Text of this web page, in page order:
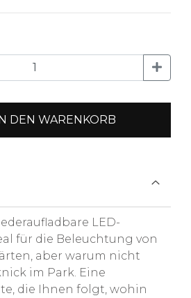
DEN WARENKORB
LED-
für die Beleuchtung von
aber warum nicht
im Park. Eine
die Ihnen folgt, wohin